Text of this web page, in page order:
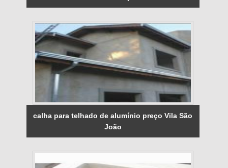
calha para telhado de alumínio preço Vila São
João